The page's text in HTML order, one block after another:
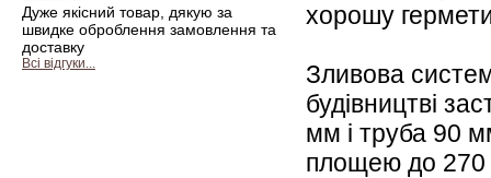
Дуже якісний товар, дякую за
швидке оброблення замовлення та
доставку
Всі відгуки...
хорошу
Зливова
будівництві
мм і труба 90
площею до 270